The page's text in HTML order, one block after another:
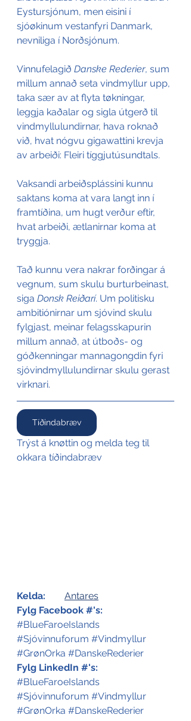
Eystursjónum, men eisini í
sjóøkinum vestanfyri Danmark,
nevniliga í Norðsjónum.
Vinnufelagið Danske Rederier, sum
millum annað seta vindmyllur upp,
taka sær av at flyta tøkningar,
leggja kaðalar og sigla útgerð til
vindmyllulundirnar, hava roknað
við, hvat nógvu gigawattini krevja
av arbeiði: Fleiri tíggjutúsundtals.
Vaksandi arbeiðsplássini kunnu
saktans koma at vara langt inn í
framtíðina, um hugt verður eftir,
hvat arbeiði, ætlanirnar koma at
tryggja.
Tað kunnu vera nakrar forðingar á
vegnum, sum skulu burturbeinast,
siga Donsk Reiðarí. Um politisku
ambitiónirnar um sjóvind skulu
fylgjast, meinar felagsskapurin
millum annað, at útboðs- og
góðkenningar mannagongdin fyri
sjóvindmyllulundirnar skulu gerast
virknari.
Tíðindabræv
Trýst á knøttin og melda teg til
okkara tíðindabræv
Kelda:
Antares
Fylg Facebook #'s:
#BlueFaroeIslands
#Sjóvinnuforum #Vindmyllur
#GrønOrka #DanskeRederier
Fylg LinkedIn #'s:
#BlueFaroeIslands
#Sjóvinnuforum #Vindmyllur
#GrønOrka #DanskeRederier